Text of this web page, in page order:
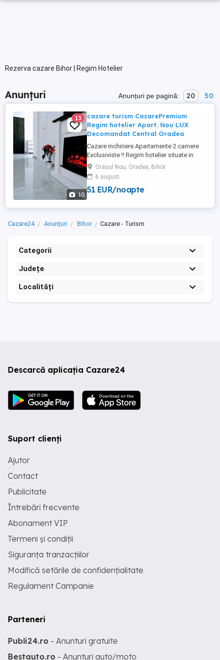
Rezerva cazare Bihor | Regim Hotelier
Anunțuri Anunțuri pe pagină: 20 50
10
13
cazare turism CazarePremium
Regim hotelier Apart. Nou LUX
Decomandat Central Oradea
Cazare inchiriere Apartamente 2 camere
Exclusiviste !! Regim hotelier situate in
CENTRUL orașului Oradea . Prima
Premium Residence Strada Sucevei si
Luceafărul Rezidențial! Apartamentele NOI
dispun de toate cerințele pentru a avea un
standarde! BONUS : O ...
Orașul Nou, Oradea, Bihor
6 august
51 EUR/noapte
Cazare24 Anunțuri Bihor Cazare - Turism
Categorii
Județe
Localități
Descarcă aplicația Cazare24
Suport clienți
Ajutor
Contact
Publicitate
Întrebări frecvente
Abonament VIP
Termeni și condiții
Siguranța tranzacțiilor
Modifică setările de confidențialitate
Regulament Campanie
Parteneri
Publi24.ro - Anunturi gratuite
Bestauto.ro - Anunturi auto/moto